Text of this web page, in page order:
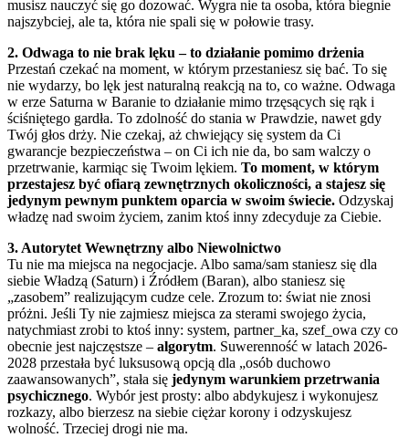
musisz nauczyć się go dozować. Wygra nie ta osoba, która biegnie
najszybciej, ale ta, która nie spali się w połowie trasy.
2. Odwaga to nie brak lęku – to działanie pomimo drżenia
Przestań czekać na moment, w którym przestaniesz się bać. To się
nie wydarzy, bo lęk jest naturalną reakcją na to, co ważne. Odwaga
w erze Saturna w Baranie to działanie mimo trzęsących się rąk i
ściśniętego gardła. To zdolność do stania w Prawdzie, nawet gdy
Twój głos drży. Nie czekaj, aż chwiejący się system da Ci
gwarancje bezpieczeństwa – on Ci ich nie da, bo sam walczy o
przetrwanie, karmiąc się Twoim lękiem. To moment, w którym
przestajesz być ofiarą zewnętrznych okoliczności, a stajesz się
jedynym pewnym punktem oparcia w swoim świecie. Odzyskaj
władzę nad swoim życiem, zanim ktoś inny zdecyduje za Ciebie.
3. Autorytet Wewnętrzny albo Niewolnictwo
Tu nie ma miejsca na negocjacje. Albo sama/sam staniesz się dla
siebie Władzą (Saturn) i Źródłem (Baran), albo staniesz się
„zasobem” realizującym cudze cele. Zrozum to: świat nie znosi
próżni. Jeśli Ty nie zajmiesz miejsca za sterami swojego życia,
natychmiast zrobi to ktoś inny: system, partner_ka, szef_owa czy co
obecnie jest najczęstsze – algorytm. Suwerenność w latach 2026-
2028 przestała być luksusową opcją dla „osób duchowo
zaawansowanych”, stała się jedynym warunkiem przetrwania
psychicznego. Wybór jest prosty: albo abdykujesz i wykonujesz
rozkazy, albo bierzesz na siebie ciężar korony i odzyskujesz
wolność. Trzeciej drogi nie ma.